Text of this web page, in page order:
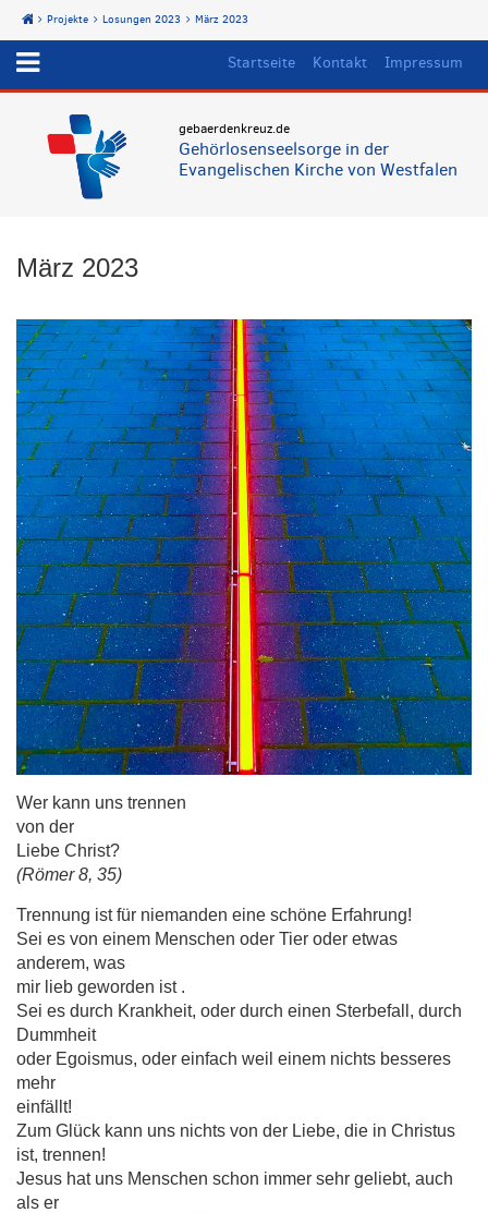
Start
Projekte Losungen 2023 März 2023
Startseite Kontakt Impressum
gebaerdenkreuz.de
Gehörlosenseelsorge in der
Evangelischen Kirche von Westfalen
März 2023
Wer kann uns trennen
von der
Liebe Christ?
(Römer 8, 35)
Trennung ist für niemanden eine schöne Erfahrung!
Sei es von einem Menschen oder Tier oder etwas
anderem, was
mir lieb geworden ist .
Sei es durch Krankheit, oder durch einen Sterbefall, durch
Dummheit
oder Egoismus, oder einfach weil einem nichts besseres
mehr
einfällt!
Zum Glück kann uns nichts von der Liebe, die in Christus
ist, trennen!
Jesus hat uns Menschen schon immer sehr geliebt, auch
als er